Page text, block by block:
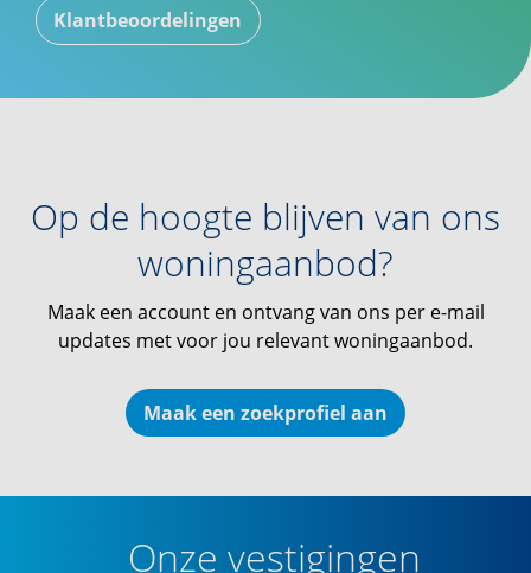
Klantbeoordelingen
Op de hoogte blijven van ons
woningaanbod?
Maak een account en ontvang van ons per e-mail
updates met voor jou relevant woningaanbod.
Maak een zoekprofiel aan
Onze vestigingen